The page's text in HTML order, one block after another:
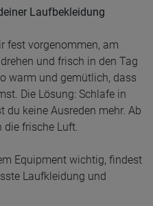
Laufbekleidung
fest vorgenommen, am
und frisch in den Tag
warm und gemütlich, dass
Die Lösung: Schlafe in
du keine Ausreden mehr. Ab
die frische Luft.
Equipment wichtig, findest
Laufkleidung und